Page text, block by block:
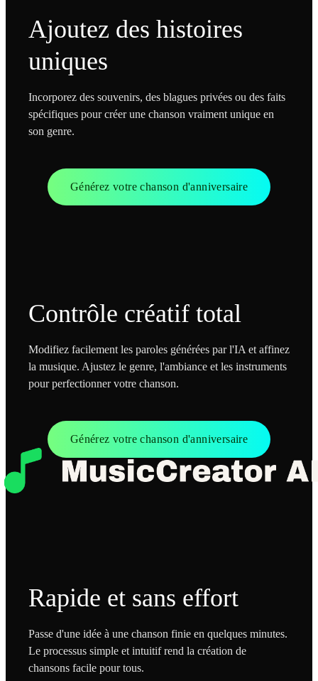
Ajoutez des histoires
uniques
Incorporez des souvenirs, des blagues privées ou des faits
spécifiques pour créer une chanson vraiment unique en
son genre.
Générez votre chanson d'anniversaire
Contrôle créatif total
Modifiez facilement les paroles générées par l'IA et affinez
la musique. Ajustez le genre, l'ambiance et les instruments
pour perfectionner votre chanson.
Générez votre chanson d'anniversaire
Rapide et sans effort
Passe d'une idée à une chanson finie en quelques minutes.
Le processus simple et intuitif rend la création de
chansons facile pour tous.